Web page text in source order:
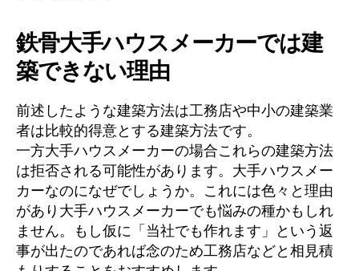
鉄骨大手ハウスメーカーでは建
築できない理由
前述したような建築方法は工務店や中小の建築業
者は比較的得意とする建築方法です。
一方大手ハウスメーカーの場合これらの建築方法
は拒否される可能性があります。大手ハウスメー
カーなのになぜでしょうか。これには色々と理由
があり大手ハウスメーカーでも悩みの種かもしれ
ません。もし仮に「当社でも作れます」という返
事が出たのであれば念のため工務店などと相見積